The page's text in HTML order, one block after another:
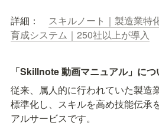
詳細： スキルノート｜製造業特
育成システム｜250社以上が導入
「Skillnote 動画マニュアル」につ
従来、属人的に行われていた製造
標準化し、スキルを高め技能伝承
アルサービスです。